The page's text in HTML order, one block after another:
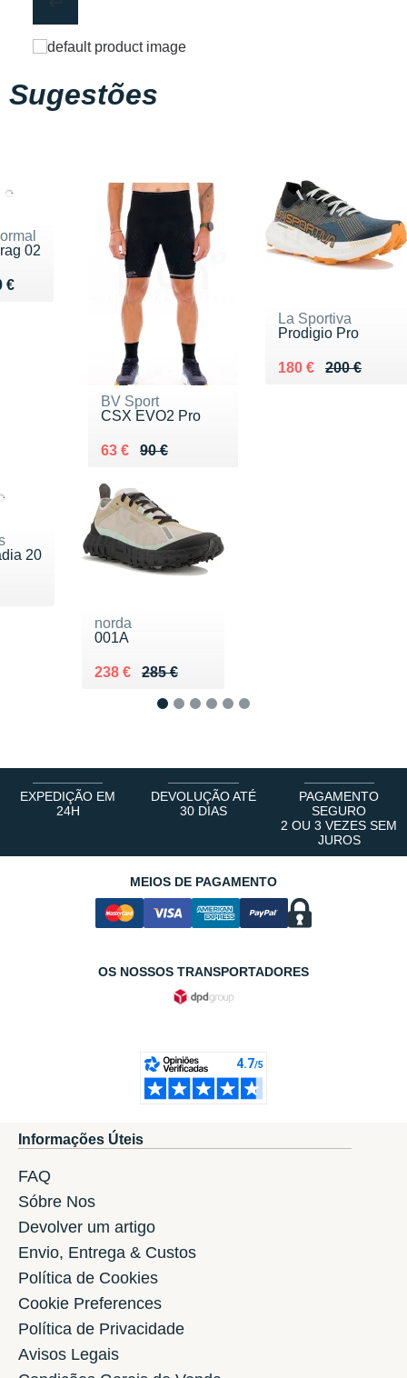
Sugestões
02
€ 190 €
BV Sport
CSX EVO2 Pro
90 €
Au lieu de 90 €
63 €
Vendu 63 €
La Sportiva
Prodigio Pro
200 €
Au lieu de 200 €
180 €
Vendu 180 €
20
norda
001A
285 €
Au lieu de 285 €
238 €
Vendu 238 €
EXPEDIÇÃO EM
24H
DEVOLUÇÃO ATÉ
30 DIAS
PAGAMENTO
SEGURO
2 OU 3 VEZES SEM
JUROS
MEIOS DE PAGAMENTO
OS NOSSOS TRANSPORTADORES
Informações Úteis
FAQ
Sóbre Nos
Devolver um artigo
Envio, Entrega & Custos
Política de Cookies
Cookie Preferences
Política de Privacidade
Avisos Legais